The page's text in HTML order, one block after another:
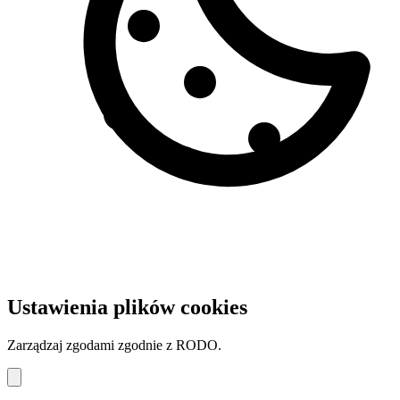
Ustawienia plików cookies
Zarządzaj zgodami zgodnie z RODO.